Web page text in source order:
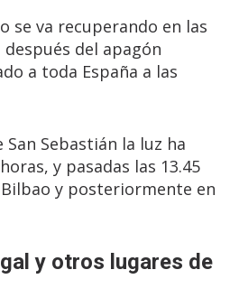
se va recuperando en las
del apagón
a toda España a las
Sebastián la luz ha
y pasadas las 13.45
y posteriormente en
y otros lugares de